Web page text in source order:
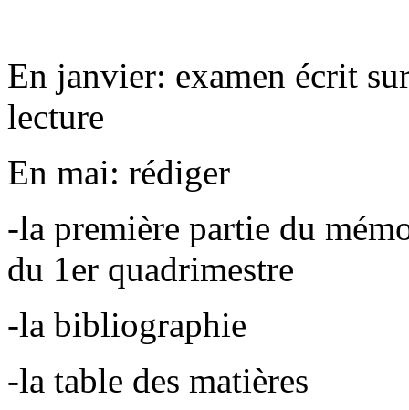
En janvier: examen écrit
lecture
En mai: rédiger
-la première partie du
du 1er quadrimestre
-la bibliographie
-la table des matières